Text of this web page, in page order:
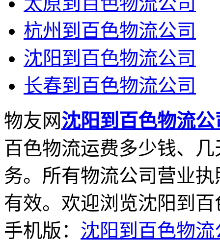
杭州到百色物流公司
沈阳到百色物流公司
长春到百色物流公司
物友网沈阳到百色物流公
百色物流运费多少钱、
务。所有物流公司营业
有效。欢迎浏览沈阳到
手机版： 沈阳到百色物流